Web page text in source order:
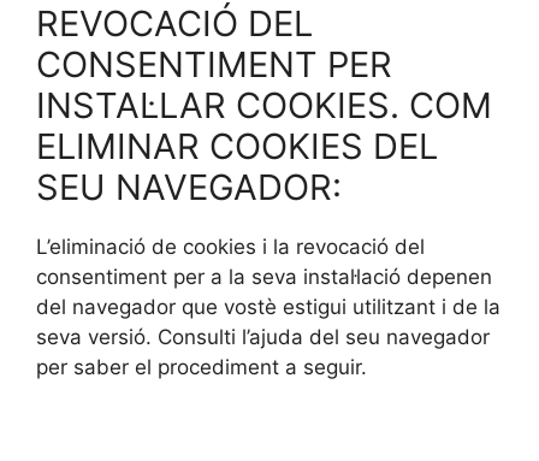
REVOCACIÓ DEL
CONSENTIMENT PER
INSTAL·LAR COOKIES. COM
ELIMINAR COOKIES DEL
SEU NAVEGADOR:
L’eliminació de cookies i la revocació del
consentiment per a la seva instal·lació depenen
del navegador que vostè estigui utilitzant i de la
seva versió. Consulti l’ajuda del seu navegador
per saber el procediment a seguir.